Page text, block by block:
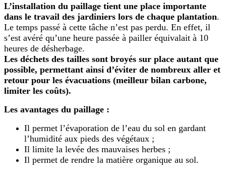
L’installation du paillage tient une place importante
dans le travail des jardiniers lors de chaque plantation.
Le temps passé à cette tâche n’est pas perdu. En effet, il
s’est avéré qu’une heure passée à pailler équivalait à 10
heures de désherbage.
Les déchets des tailles sont broyés sur place autant que
possible, permettant ainsi d’éviter de nombreux aller et
retour pour les évacuations (meilleur bilan carbone,
limiter les coûts).
Les avantages du paillage :
Il permet l’évaporation de l’eau du sol en gardant
l’humidité aux pieds des végétaux ;
Il limite la levée des mauvaises herbes ;
Il permet de rendre la matière organique au sol.